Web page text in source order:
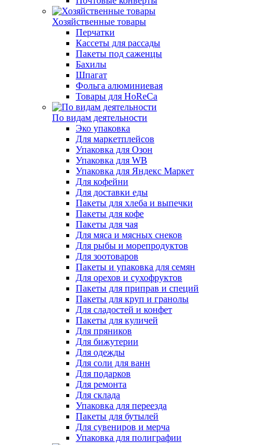
Хозяйственные товары
Перчатки
Кассеты для рассады
Пакеты под саженцы
Бахилы
Шпагат
Фольга алюминиевая
Товары для HoReCa
По видам деятельности
Эко упаковка
Для маркетплейсов
Упаковка для Озон
Упаковка для WB
Упаковка для Яндекс Маркет
Для кофейни
Для доставки еды
Пакеты для хлеба и выпечки
Пакеты для кофе
Пакеты для чая
Для мяса и мясных снеков
Для рыбы и морепродуктов
Для зоотоваров
Пакеты и упаковка для семян
Для орехов и сухофруктов
Пакеты для приправ и специй
Пакеты для круп и гранолы
Для сладостей и конфет
Пакеты для куличей
Для пряников
Для бижутерии
Для одежды
Для соли для ванн
Для подарков
Для ремонта
Для склада
Упаковка для переезда
Пакеты для бутылей
Для сувениров и мерча
Упаковка для полиграфии